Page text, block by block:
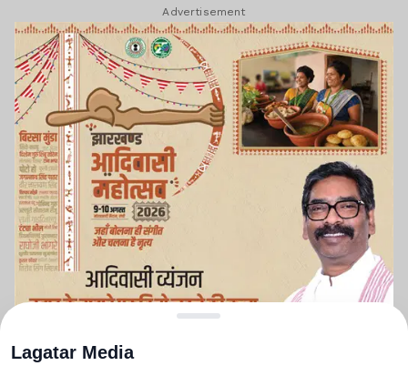
Advertisement
Lagatar Media